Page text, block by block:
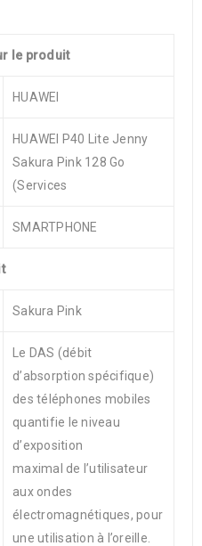
le produit
HUAWEI
HUAWEI P40 Lite Jenny
Sakura Pink 128 Go
(Services
SMARTPHONE
Sakura Pink
Le DAS (débit
d’absorption spécifique)
des téléphones mobiles
quantifie le niveau
d’exposition
maximal de l’utilisateur
aux ondes
électromagnétiques, pour
une utilisation à l’oreille.